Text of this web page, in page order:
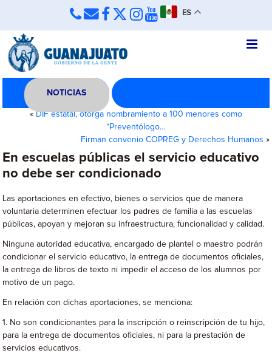
ES
NOTICIAS
« DIF estatal, otorga nombramiento a 100 menores como
“Preventólogo…
Firman convenio COPREG y Derechos Humanos »
En escuelas públicas el servicio educativo
no debe ser condicionado
Las aportaciones en efectivo, bienes o servicios que de manera
voluntaria determinen efectuar los padres de familia a las escuelas
públicas, apoyan y mejoran su infraestructura, funcionalidad y calidad.
Ninguna autoridad educativa, encargado de plantel o maestro podrán
condicionar el servicio educativo, la entrega de documentos oficiales,
la entrega de libros de texto ni impedir el acceso de los alumnos por
motivo de un pago.
En relación con dichas aportaciones, se menciona:
1. No son condicionantes para la inscripción o reinscripción de tu hijo,
para la entrega de documentos oficiales, ni para la prestación de
servicios educativos.